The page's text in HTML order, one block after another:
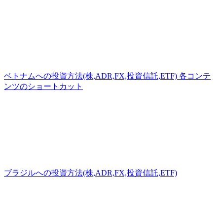
ベトナムへの投資方法(株,ADR,FX,投資信託,ETF) 各コンテ
ンツのショートカット
ブラジルへの投資方法(株,ADR,FX,投資信託,ETF)